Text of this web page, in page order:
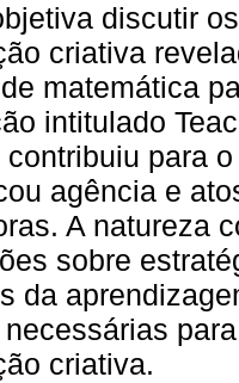
discutir
criativa
matemática
intitulado
contribuiu para
agência e
A natureza
sobre
da
criativa.